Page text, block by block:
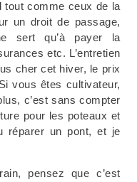
tout comme ceux de la
un droit de passage,
sert qu’à payer la
etc. L’entretien
cher cet hiver, le prix
vous êtes cultivateur,
c’est sans compter
pour les poteaux et
réparer un pont, et je
pensez que c’est